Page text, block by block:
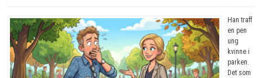
Han traff
en pen
ung
kvinne i
parken.
Det som